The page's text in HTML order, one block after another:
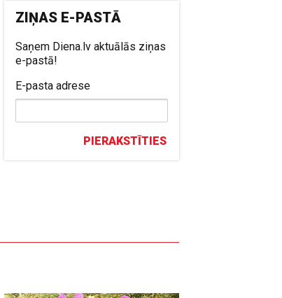
ZIŅAS E-PASTĀ
Saņem Diena.lv aktuālās ziņas
e-pastā!
E-pasta adrese
PIERAKSTĪTIES